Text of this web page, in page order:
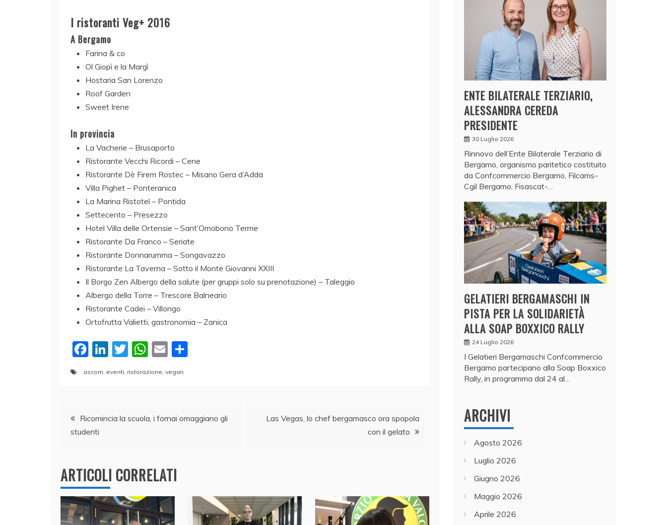
I ristoranti Veg+ 2016
A Bergamo
Farina & co
Ol Giopì e la Margì
Hostaria San Lorenzo
Roof Garden
Sweet Irene
In provincia
La Vacherie – Brusaporto
Ristorante Vecchi Ricordi – Cene
Ristorante Dè Firem Rostec – Misano Gera d’Adda
Villa Pighet – Ponteranica
La Marina Ristotel – Pontida
Settecento – Presezzo
Hotel Villa delle Ortensie – Sant’Omobono Terme
Ristorante Da Franco – Seriate
Ristorante Donnarumma – Songavazzo
Ristorante La Taverna – Sotto il Monte Giovanni XXIII
Il Borgo Zen Albergo della salute (per gruppi solo su prenotazione) – Taleggio
Albergo della Torre – Trescore Balneario
Ristorante Cadei – Villongo
Ortofrutta Valietti, gastronomia – Zanica
F
b
o
Li
dI
T
w
W
h
at
A
p
E
ai
vi
di
ascom, eventi, ristorazione, vegan
Navigazione
articoli
Ricomincia la scuola, i fornai omaggiano gli
studenti
Las Vegas, lo chef bergamasco ora spopola
con il gelato
ARTICOLI CORRELATI
ENTE BILATERALE TERZIARIO,
ALESSANDRA CEREDA
PRESIDENTE
30 Luglio 2026
Rinnovo dell’Ente Bilaterale Terziario di
Bergamo, organismo paritetico costituito
da Confcommercio Bergamo, Filcams-
Cgil Bergamo, Fisascat-…
GELATIERI BERGAMASCHI IN
PISTA PER LA SOLIDARIETÀ
ALLA SOAP BOXXICO RALLY
24 Luglio 2026
I Gelatieri Bergamaschi Confcommercio
Bergamo partecipano alla Soap Boxxico
Rally, in programma dal 24 al…
ARCHIVI
Agosto 2026
Luglio 2026
Giugno 2026
Maggio 2026
Aprile 2026